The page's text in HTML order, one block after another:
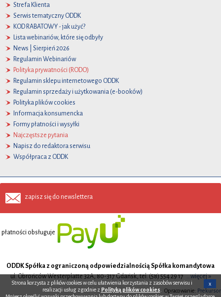
Strefa Klienta
Serwis tematyczny ODDK
KOD RABATOWY - jak użyć?
Lista webinariów, które się odbyły
News | Sierpień 2026
Regulamin Webinariów
Polityka prywatności (RODO)
Regulamin sklepu internetowego ODDK
Regulamin sprzedaży i użytkowania (e-booków)
Polityka plików cookies
Informacja konsumencka
Formy płatności i wysyłki
Najczęstsze pytania
Napisz do redaktora serwisu
Współpraca z ODDK
zapisz się do newslettera
płatności obsługuje
ODDK Spółka z ograniczoną odpowiedzialnością Spółka komandytowa
ul. Obrońców Westerplatte 32A, 80-317 Gdańsk, tel. (58) 554 29 17...więcej »
Opracowanie: Prekursor
x
Strona korzysta z plików cookies w celu ułatwienia korzystania z zasobów serwisu i
realizacji usług zgodnie z Polityką plików cookies